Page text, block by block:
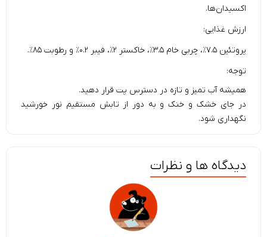
اکسیدان‌ها.
ارزش غذایی:
پروتئين ۷.۵٪، چربی خام ۳.۵٪، خاکستر ۲٪، فیبر ۰.۲٪ و رطوبت ۸۵٪.
توجه:
همیشه آب تمیز و تازه در دسترس پت قرار دهید.
در جای خشک و خنک و به دور از تابش مستقیم نور خورشید
نگهداری شود.
دیدگاه ها و نظرات